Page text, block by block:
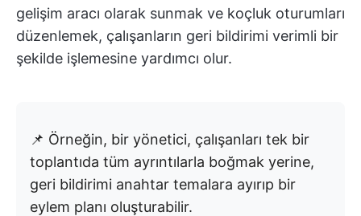
gelişim aracı olarak sunmak ve koçluk oturumları
düzenlemek, çalışanların geri bildirimi verimli bir
şekilde işlemesine yardımcı olur.
📌 Örneğin, bir yönetici, çalışanları tek bir
toplantıda tüm ayrıntılarla boğmak yerine,
geri bildirimi anahtar temalara ayırıp bir
eylem planı oluşturabilir.